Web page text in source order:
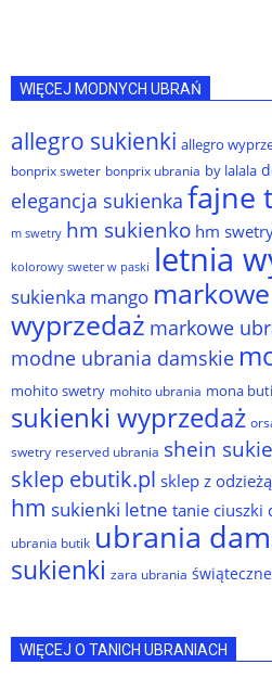
WIĘCEJ MODNYCH UBRAŃ
allegro sukienki allegro
bonprix sweter bonprix ubrania by lalala
elegancja sukienka fajne
m swetry hm sukienko hm
kolorowy sweter w paski letnia
sukienka mango
wyprzedaż markowe
modne ubrania damskie
mohito swetry mohito ubrania mona
sukienki wyprzedaż
swetry reserved ubrania shein
sklep ebutik.pl sklep z odzieżą
hm sukienki letne tanie ciuszki
ubrania butik ubrania
sukienki zara ubrania
WIĘCEJ O TANICH UBRANIACH